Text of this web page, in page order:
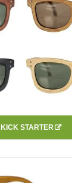
KICK STARTER